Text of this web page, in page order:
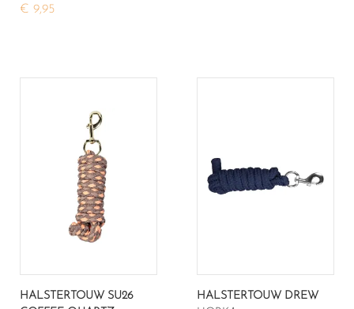
€ 9,95
HALSTERTOUW SU26
HALSTERTOUW DREW